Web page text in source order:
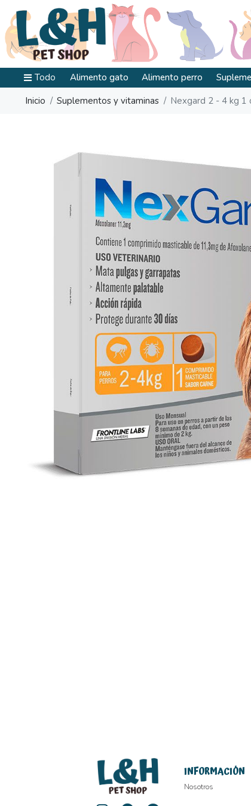
Todo Alimento gato Alimento perro
Inicio
Suplementos y vitaminas Nexgard 2 - 4 kg 1
INFORMACIÓN
Nosotros